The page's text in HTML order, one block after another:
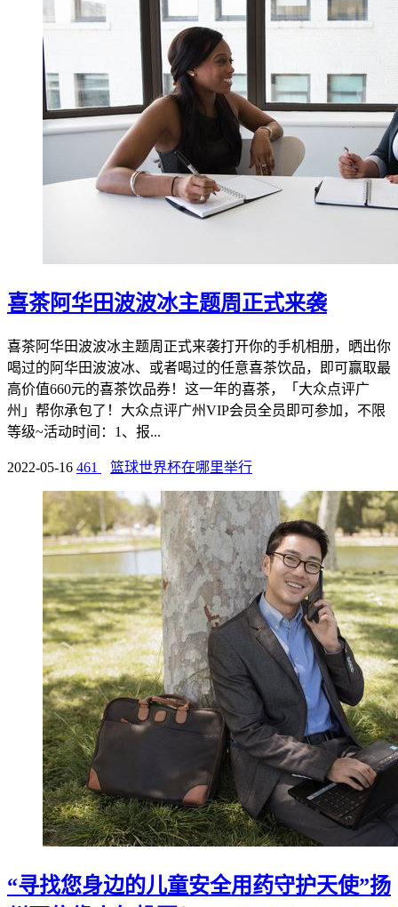
喜茶阿华田波波冰主题周正式来袭
喜茶阿华田波波冰主题周正式来袭打开你的手机相册，晒出你
喝过的阿华田波波冰、或者喝过的任意喜茶饮品，即可赢取最
高价值660元的喜茶饮品券！这一年的喜茶，「大众点评广
州」帮你承包了！大众点评广州VIP会员全员即可参加，不限
等级~活动时间：1、报...
2022-05-16 461 篮球世界杯在哪里举行
“寻找您身边的儿童安全用药守护天使”扬